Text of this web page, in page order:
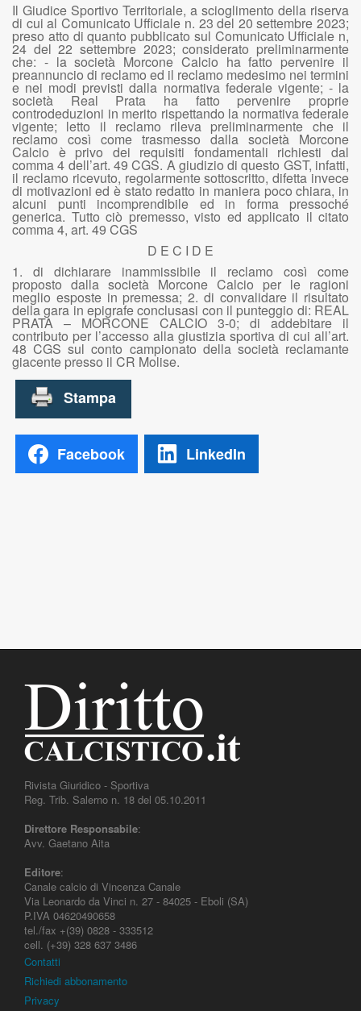
Il Giudice Sportivo Territoriale, a scioglimento della riserva
di cui al Comunicato Ufficiale n. 23 del 20 settembre 2023;
preso atto di quanto pubblicato sul Comunicato Ufficiale n,
24 del 22 settembre 2023; considerato preliminarmente
che: - la società Morcone Calcio ha fatto pervenire il
preannuncio di reclamo ed il reclamo medesimo nei termini
e nei modi previsti dalla normativa federale vigente; - la
società Real Prata ha fatto pervenire proprie
controdeduzioni in merito rispettando la normativa federale
vigente; letto il reclamo rileva preliminarmente che il
reclamo così come trasmesso dalla società Morcone
Calcio è privo dei requisiti fondamentali richiesti dal
comma 4 dell’art. 49 CGS. A giudizio di questo GST, infatti,
il reclamo ricevuto, regolarmente sottoscritto, difetta invece
di motivazioni ed è stato redatto in maniera poco chiara, in
alcuni punti incomprendibile ed in forma pressoché
generica. Tutto ciò premesso, visto ed applicato il citato
comma 4, art. 49 CGS
D E C I D E
1. di dichiarare inammissibile il reclamo così come
proposto dalla società Morcone Calcio per le ragioni
meglio esposte in premessa; 2. di convalidare il risultato
della gara in epigrafe conclusasi con il punteggio di: REAL
PRATA – MORCONE CALCIO 3-0; di addebitare il
contributo per l’accesso alla giustizia sportiva di cui all’art.
48 CGS sul conto campionato della società reclamante
giacente presso il CR Molise.
Facebook LinkedIn
Rivista Giuridico - Sportiva
Reg. Trib. Salerno n. 18 del 05.10.2011
Direttore Responsabile:
Avv. Gaetano Aita
Editore:
Canale calcio di Vincenza Canale
Via Leonardo da Vinci n. 27 - 84025 - Eboli (SA)
P.IVA 04620490658
tel./fax +(39) 0828 - 333512
cell. (+39) 328 637 3486
Contatti
Richiedi abbonamento
Privacy